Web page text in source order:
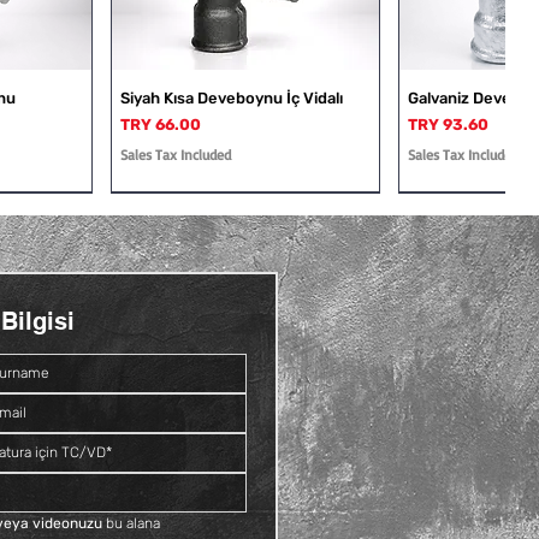
Siyah Kısa Deveboynu İç Vidalı
Price
TRY 66.00
Sales Tax Included
Galvaniz
Price
TRY 93.60
Sales Tax Included
Galvaniz Deveboynu İç ve Dış
Sales Tax Included
Siyah Kruva
Price
TRY 109.20
Sales Tax Included
videonuzu bu alana